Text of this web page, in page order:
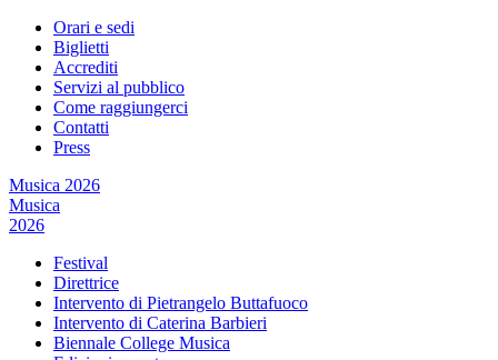
Orari e sedi
Biglietti
Accrediti
Servizi al pubblico
Come raggiungerci
Contatti
Press
Musica 2026
Musica
2026
Festival
Direttrice
Intervento di Pietrangelo Buttafuoco
Intervento di Caterina Barbieri
Biennale College Musica